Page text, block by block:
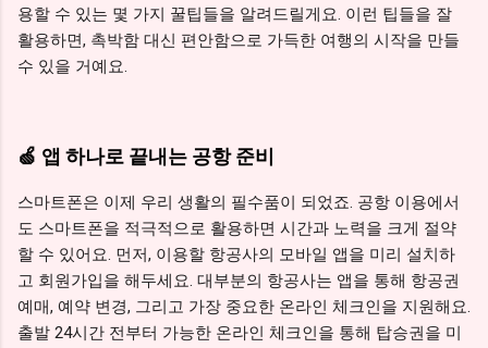
용할 수 있는 몇 가지 꿀팁들을 알려드릴게요. 이런 팁들을 잘
활용하면, 촉박함 대신 편안함으로 가득한 여행의 시작을 만들
수 있을 거예요.
🍏 앱 하나로 끝내는 공항 준비
스마트폰은 이제 우리 생활의 필수품이 되었죠. 공항 이용에서
도 스마트폰을 적극적으로 활용하면 시간과 노력을 크게 절약
할 수 있어요. 먼저, 이용할 항공사의 모바일 앱을 미리 설치하
고 회원가입을 해두세요. 대부분의 항공사는 앱을 통해 항공권
예매, 예약 변경, 그리고 가장 중요한 온라인 체크인을 지원해요.
출발 24시간 전부터 가능한 온라인 체크인을 통해 탑승권을 미